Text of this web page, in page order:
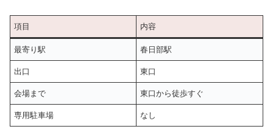
項目 内容
最寄り駅 春日部駅
出口 東口
会場まで 東口から徒歩すぐ
専用駐車場 なし